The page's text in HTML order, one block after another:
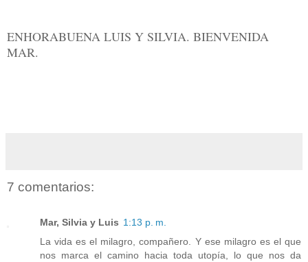
ENHORABUENA LUIS Y SILVIA. BIENVENIDA
MAR.
7 comentarios:
Mar, Silvia y Luis 1:13 p. m.
La vida es el milagro, compañero. Y ese milagro es el que
nos marca el camino hacia toda utopía, lo que nos da